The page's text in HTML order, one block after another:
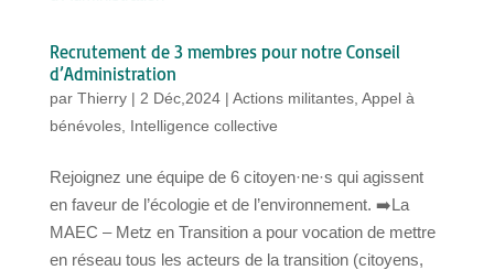
Recrutement de 3 membres pour notre Conseil
d’Administration
par Thierry| 2 Déc,2024| Actions militantes, Appel à
bénévoles, Intelligence collective
Rejoignez une équipe de 6 citoyen·ne·s qui agissent
en faveur de l’écologie et de l’environnement. ➡️La
MAEC – Metz en Transition a pour vocation de mettre
en réseau tous les acteurs de la transition (citoyens,